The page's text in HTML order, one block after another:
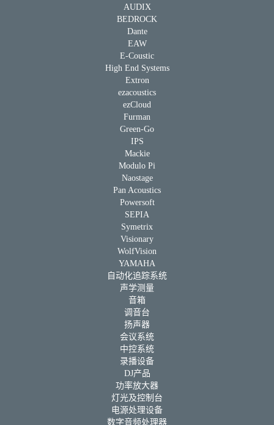
AUDIX
BEDROCK
Dante
EAW
E-Coustic
High End Systems
Extron
ezacoustics
ezCloud
Furman
Green-Go
IPS
Mackie
Modulo Pi
Naostage
Pan Acoustics
Powersoft
SEPIA
Symetrix
Visionary
WolfVision
YAMAHA
自动化追踪系统
声学测量
音箱
调音台
扬声器
会议系统
中控系统
录播设备
DJ产品
功率放大器
灯光及控制台
电源处理设备
数字音频处理器